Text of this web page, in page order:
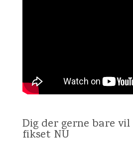
Dig der gerne bare
fikset NU